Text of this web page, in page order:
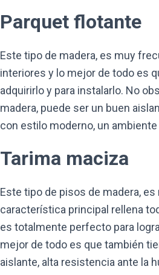
Parquet flotante
Este tipo de madera, es muy
interiores y lo mejor de todo es
adquirirlo y para instalarlo. No
madera, puede ser un buen
con estilo moderno, un
Tarima maciza
Este tipo de pisos de madera,
característica principal rellena
es totalmente perfecto para
mejor de todo es que también
aislante, alta resistencia ante la